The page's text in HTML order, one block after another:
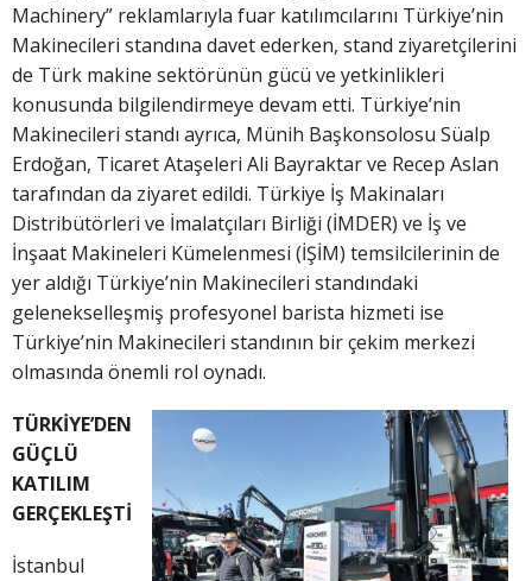
Machinery” reklamlarıyla fuar katılımcılarını Türkiye’nin
Makinecileri standına davet ederken, stand ziyaretçilerini
de Türk makine sektörünün gücü ve yetkinlikleri
konusunda bilgilendirmeye devam etti. Türkiye’nin
Makinecileri standı ayrıca, Münih Başkonsolosu Süalp
Erdoğan, Ticaret Ataşeleri Ali Bayraktar ve Recep Aslan
tarafından da ziyaret edildi. Türkiye İş Makinaları
Distribütörleri ve İmalatçıları Birliği (İMDER) ve İş ve
İnşaat Makineleri Kümelenmesi (İŞİM) temsilcilerinin de
yer aldığı Türkiye’nin Makinecileri standındaki
gelenekselleşmiş profesyonel barista hizmeti ise
Türkiye’nin Makinecileri standının bir çekim merkezi
olmasında önemli rol oynadı.
TÜRKİYE’DEN
GÜÇLÜ
KATILIM
GERÇEKLEŞTİ
İstanbul